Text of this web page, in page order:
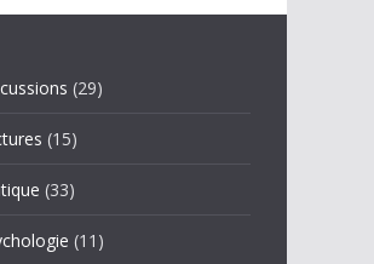
(29)
(15)
(33)
(11)